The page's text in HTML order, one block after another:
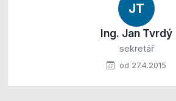
JT
Ing. Jan Tvrdý
sekretář
od 27.4.2015